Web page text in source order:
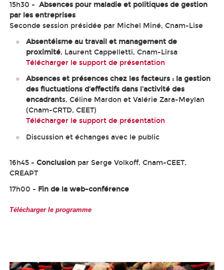
15h30 - Absences pour maladie et politiques de gestion
par les entreprises
Seconde session présidée par Michel Miné, Cnam-Lise
Absentéisme au travail et management de
proximité, Laurent Cappelletti, Cnam-Lirsa
Télécharger le support de présentation
Absences et présences chez les facteurs : la gestion
des fluctuations d'effectifs dans l'activité des
encadrants, Céline Mardon et Valérie Zara-Meylan
(Cnam-CRTD, CEET)
Télécharger le support de présentation
Discussion et échanges avec le public
16h45 - Conclusion par Serge Volkoff, Cnam-CEET,
CREAPT
17h00 - Fin de la web-conférence
Télécharger le programme